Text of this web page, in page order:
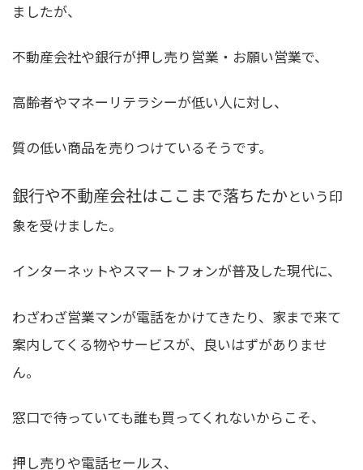
ましたが、
不動産会社や銀行が押し売り営業・お願い営業で、
高齢者やマネーリテラシーが低い人に対し、
質の低い商品を売りつけているそうです。
銀行や不動産会社はここまで落ちたかという印
象を受けました。
インターネットやスマートフォンが普及した現代に、
わざわざ営業マンが電話をかけてきたり、家まで来て
案内してくる物やサービスが、良いはずがありませ
ん。
窓口で待っていても誰も買ってくれないからこそ、
押し売りや電話セールス、